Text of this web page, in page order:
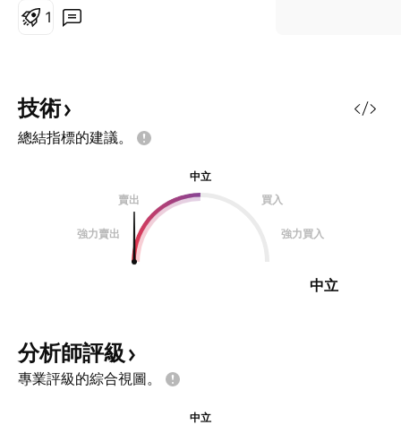
1
技術
總結指標的建議。
中立
賣出
買入
強力賣出 強力買入
中立
分析師評級
專業評級的綜合視圖。
中立